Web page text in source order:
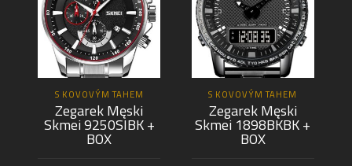
S KOVOVÝM TAHEM
Zegarek Męski
Skmei 9250SIBK +
BOX
S KOVOVÝM TAHEM
Zegarek Męski
Skmei 1898BKBK +
BOX